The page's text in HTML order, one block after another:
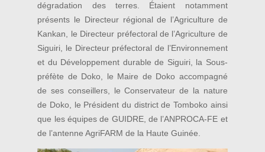
dégradation des terres. Étaient notamment
présents le Directeur régional de l’Agriculture de
Kankan, le Directeur préfectoral de l’Agriculture de
Siguiri, le Directeur préfectoral de l’Environnement
et du Développement durable de Siguiri, la Sous-
préfète de Doko, le Maire de Doko accompagné
de ses conseillers, le Conservateur de la nature
de Doko, le Président du district de Tomboko ainsi
que les équipes de GUIDRE, de l’ANPROCA-FE et
de l’antenne AgriFARM de la Haute Guinée.